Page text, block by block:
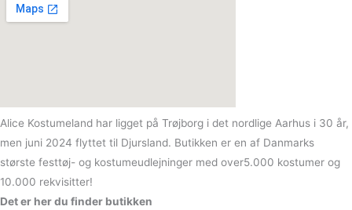
Alice Kostumeland har ligget på Trøjborg i det nordlige Aarhus i 30 år,
men juni 2024 flyttet til Djursland. Butikken er en af Danmarks
største festtøj- og kostumeudlejninger med over5.000 kostumer og
10.000 rekvisitter!
Det er her du finder butikken